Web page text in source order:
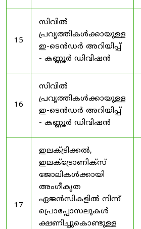
15
സിവിൽ
പ്രവൃത്തികൾക്കായുള്ള
ഇ-ടെൻഡർ അറിയിപ്പ്
- കണ്ണൂർ ഡിവിഷൻ
16
സിവിൽ
പ്രവൃത്തികൾക്കായുള്ള
ഇ-ടെൻഡർ അറിയിപ്പ്
- കണ്ണൂർ ഡിവിഷൻ
17
ഇലക്ട്രിക്കൽ,
ഇലക്ട്രോണിക്സ്
ജോലികൾക്കായി
അംഗീകൃത
ഏജൻസികളിൽ നിന്ന്
പ്രൊപ്പോസലുകൾ
ക്ഷണിച്ചുകൊണ്ടുള്ള